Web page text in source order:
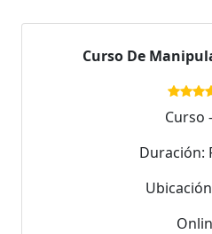
Curso De
Curso
Duración: